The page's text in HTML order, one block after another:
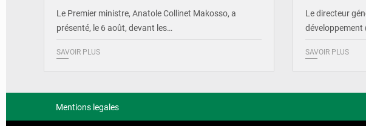
Le Premier ministre, Anatole Collinet Makosso, a
présenté, le 6 août, devant les…
SAVOIR PLUS
Le directeur
développement
SAVOIR PLUS
Mentions legales